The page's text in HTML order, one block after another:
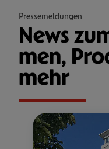
Pressemeldungen
News
men,
mehr